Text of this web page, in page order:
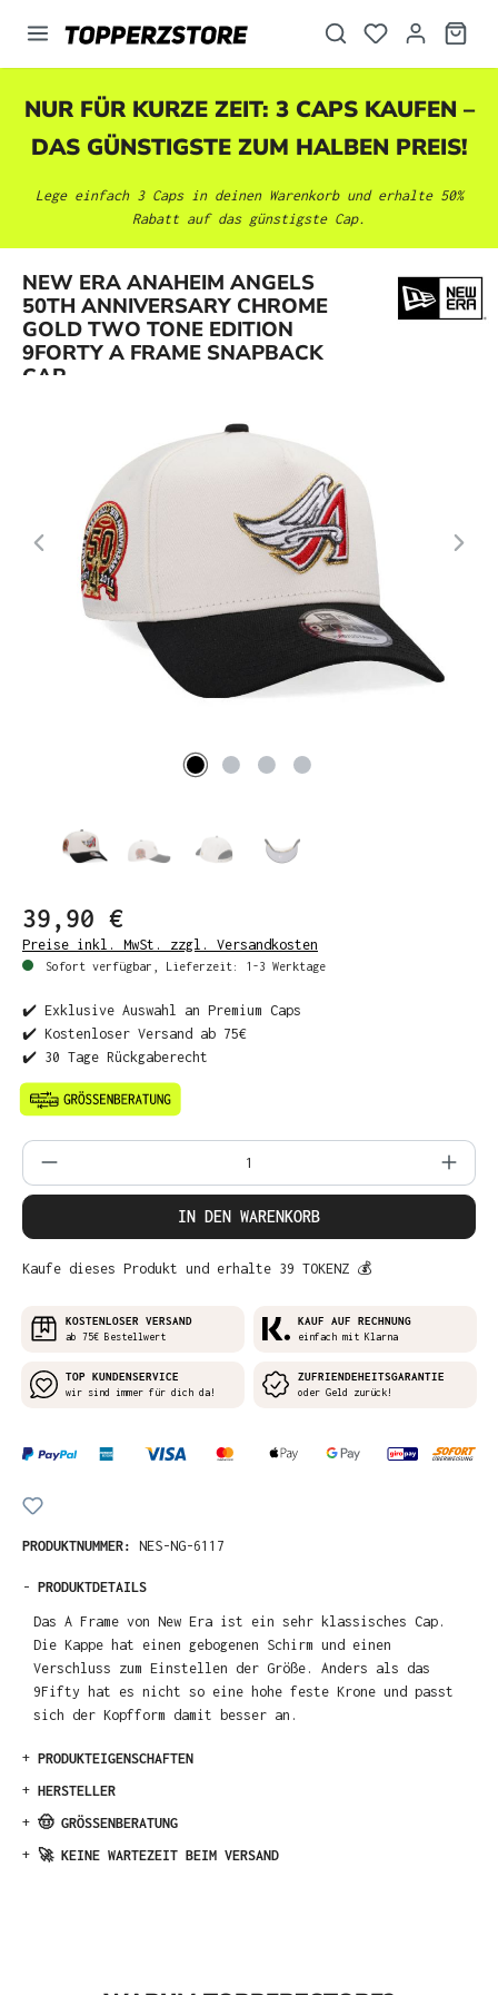
springen
NUR FÜR KURZE ZEIT: 3 CAPS KAUFEN –
DAS GÜNSTIGSTE ZUM HALBEN PREIS!
Lege einfach 3 Caps in deinen Warenkorb und erhalte 50%
Rabatt auf das günstigste Cap.
NEW ERA ANAHEIM ANGELS
50TH ANNIVERSARY CHROME
GOLD TWO TONE EDITION
9FORTY A FRAME SNAPBACK
CAP
Bildergalerie überspringen
39,90 €
Preise inkl. MwSt. zzgl. Versandkosten
Sofort verfügbar, Lieferzeit: 1-3 Werktage
✔️ Exklusive Auswahl an Premium Caps
✔️ Kostenloser Versand ab 75€
✔️ 30 Tage Rückgaberecht
Produkt Anzahl: Gib den gewünschten
IN DEN WARENKORB
Kaufe dieses Produkt und erhalte 39 TOKENZ 💰
KOSTENLOSER VERSAND
ab 75€ Bestellwert
KAUF AUF RECHNUNG
einfach mit Klarna
TOP KUNDENSERVICE
wir sind immer für dich da!
ZUFRIENDEHEITSGARANTIE
oder Geld zurück!
PRODUKTNUMMER: NES-NG-6117
- PRODUKTDETAILS
Das A Frame von New Era ist ein sehr klassisches Cap.
Die Kappe hat einen gebogenen Schirm und einen
Verschluss zum Einstellen der Größe. Anders als das
9Fifty hat es nicht so eine hohe feste Krone und passt
sich der Kopfform damit besser an.
+ PRODUKTEIGENSCHAFTEN
+ HERSTELLER
+ 🤠 GRÖSSENBERATUNG
+ 🚀 KEINE WARTEZEIT BEIM VERSAND